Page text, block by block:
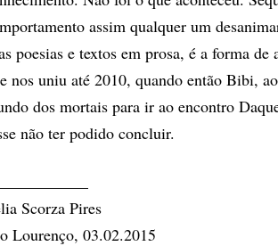
assim qualquer um
poesias e textos em prosa, é a forma
nos uniu até 2010, quando então Bibi,
dos mortais para ir ao encontro
não ter podido concluir.
Scorza Pires
Lourenço, 03.02.2015